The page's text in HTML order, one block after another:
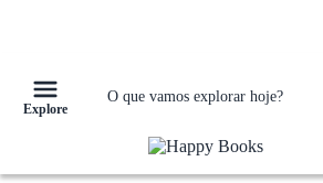
Explore